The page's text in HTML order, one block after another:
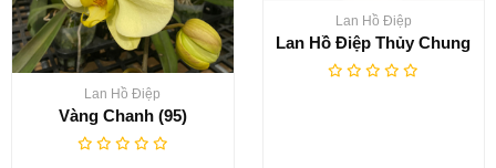
Lan Hồ Điệp
Vàng Chanh (95)
Lan Hồ Điệp
Lan Hồ Điệp Thủy Chung